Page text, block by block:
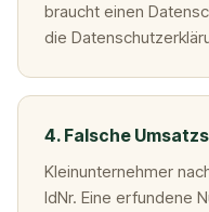
braucht einen
die
4. Falsche
Kleinunternehmer
IdNr. Eine erfundene